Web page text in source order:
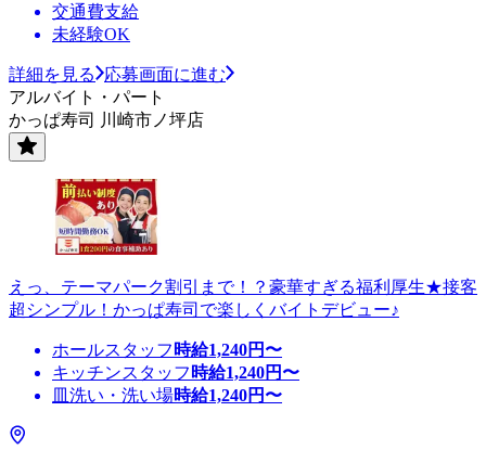
交通費支給
未経験OK
詳細を見る
応募画面に進む
アルバイト・パート
かっぱ寿司 川崎市ノ坪店
えっ、テーマパーク割引まで！？豪華すぎる福利厚生★接客
超シンプル！かっぱ寿司で楽しくバイトデビュー♪
ホールスタッフ 時給1,240円〜
キッチンスタッフ 時給1,240円〜
皿洗い・洗い場時給1,240円〜